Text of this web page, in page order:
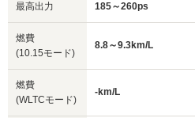
最高出力 185～260ps
燃費
(10.15モード)
8.8～9.3km/L
燃費
(WLTCモード)
-km/L